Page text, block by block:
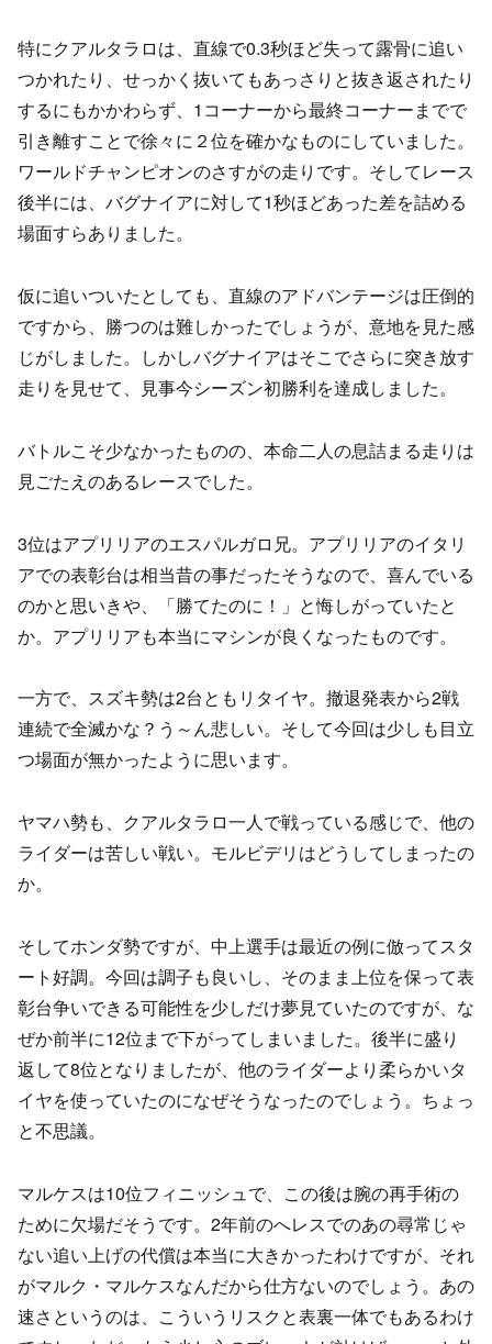
特にクアルタラロは、直線で0.3秒ほど失って露骨に追い
つかれたり、せっかく抜いてもあっさりと抜き返されたり
するにもかかわらず、1コーナーから最終コーナーまでで
引き離すことで徐々に２位を確かなものにしていました。
ワールドチャンピオンのさすがの走りです。そしてレース
後半には、バグナイアに対して1秒ほどあった差を詰める
場面すらありました。
仮に追いついたとしても、直線のアドバンテージは圧倒的
ですから、勝つのは難しかったでしょうが、意地を見た感
じがしました。しかしバグナイアはそこでさらに突き放す
走りを見せて、見事今シーズン初勝利を達成しました。
バトルこそ少なかったものの、本命二人の息詰まる走りは
見ごたえのあるレースでした。
3位はアプリリアのエスパルガロ兄。アプリリアのイタリ
アでの表彰台は相当昔の事だったそうなので、喜んでいる
のかと思いきや、「勝てたのに！」と悔しがっていたと
か。アプリリアも本当にマシンが良くなったものです。
一方で、スズキ勢は2台ともリタイヤ。撤退発表から2戦
連続で全滅かな？う～ん悲しい。そして今回は少しも目立
つ場面が無かったように思います。
ヤマハ勢も、クアルタラロ一人で戦っている感じで、他の
ライダーは苦しい戦い。モルビデリはどうしてしまったの
か。
そしてホンダ勢ですが、中上選手は最近の例に倣ってスタ
ート好調。今回は調子も良いし、そのまま上位を保って表
彰台争いできる可能性を少しだけ夢見ていたのですが、な
ぜか前半に12位まで下がってしまいました。後半に盛り
返して8位となりましたが、他のライダーより柔らかいタ
イヤを使っていたのになぜそうなったのでしょう。ちょっ
と不思議。
マルケスは10位フィニッシュで、この後は腕の再手術の
ために欠場だそうです。2年前のへレスでのあの尋常じゃ
ない追い上げの代償は本当に大きかったわけですが、それ
がマルク・マルケスなんだから仕方ないのでしょう。あの
速さというのは、こういうリスクと表裏一体でもあるわけ